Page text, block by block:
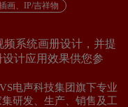
画、IP/吉祥物
系统画册设计，并提
计应用效果供您参
电声科技集团旗下专业
研发、生产、销售及工